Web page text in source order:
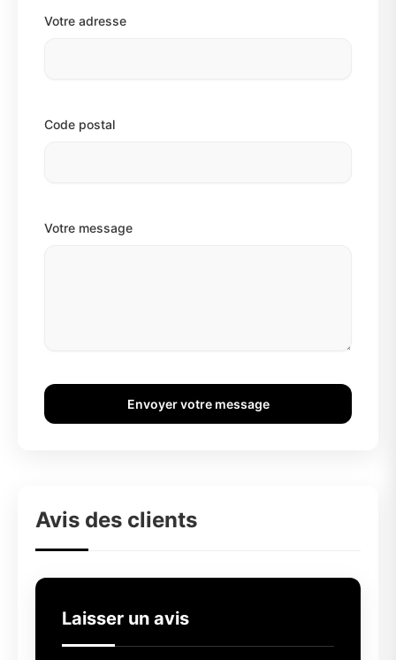
Votre adresse
Code postal
Votre message
Envoyer votre message
Avis des clients
Laisser un avis